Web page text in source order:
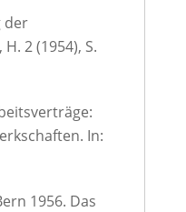
der
2 (1954), S.
In:
1956. Das